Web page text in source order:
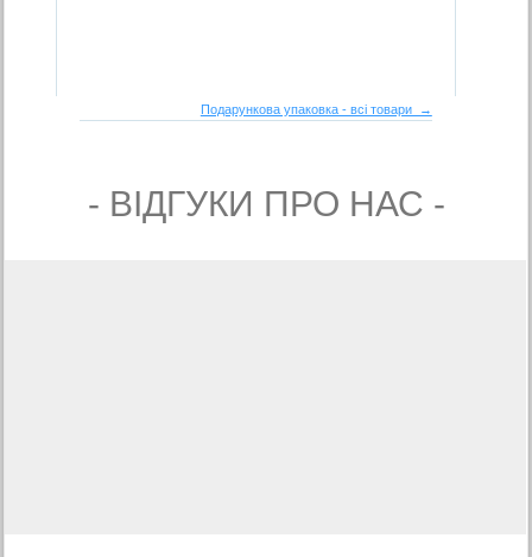
Подарункова упаковка - всі товари →
- ВIДГУКИ ПРО НАС -